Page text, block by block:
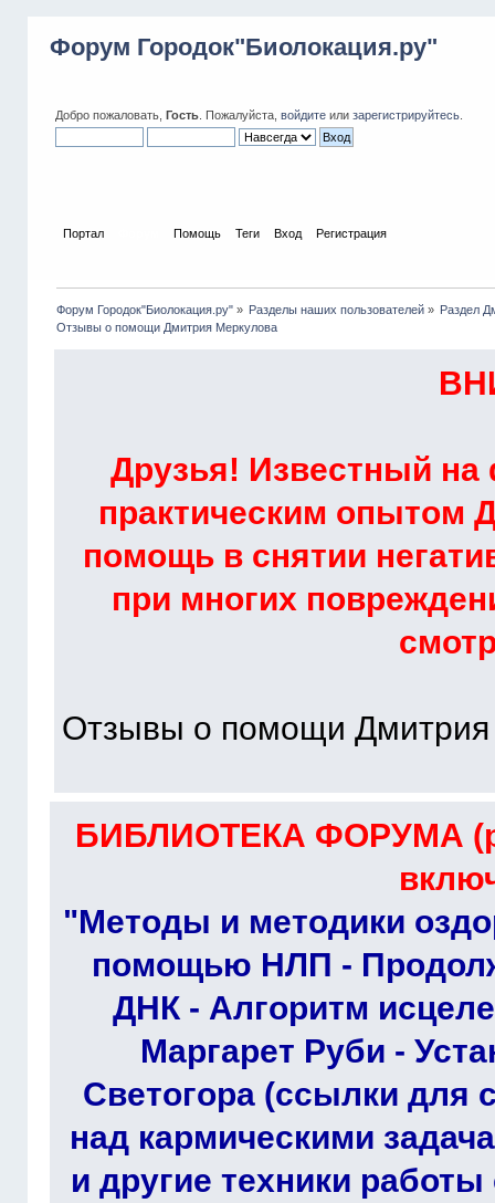
Форум Городок"Биолокация.ру"
Добро пожаловать, Гость. Пожалуйста, войдитеили зарегистрируйтесь.
Портал Помощь Теги Вход Регистрация
Форум Городок"Биолокация.ру"» Разделы наших пользователей » Раздел
Отзывы о помощи Дмитрия Меркулова
Друзья! Известный
практическим опытом
помощь в снятии
при многих
Отзывы о помощи Дмитрия
БИБЛИОТЕКА ФОРУМА
"Методы и методики
помощью НЛП -
ДНК - Алгоритм
Маргарет Руби -
Светогора (ссылки для
над кармическими
и другие техники